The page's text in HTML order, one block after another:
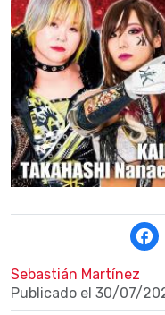
Sebastián Martínez
Publicado el 30/07/